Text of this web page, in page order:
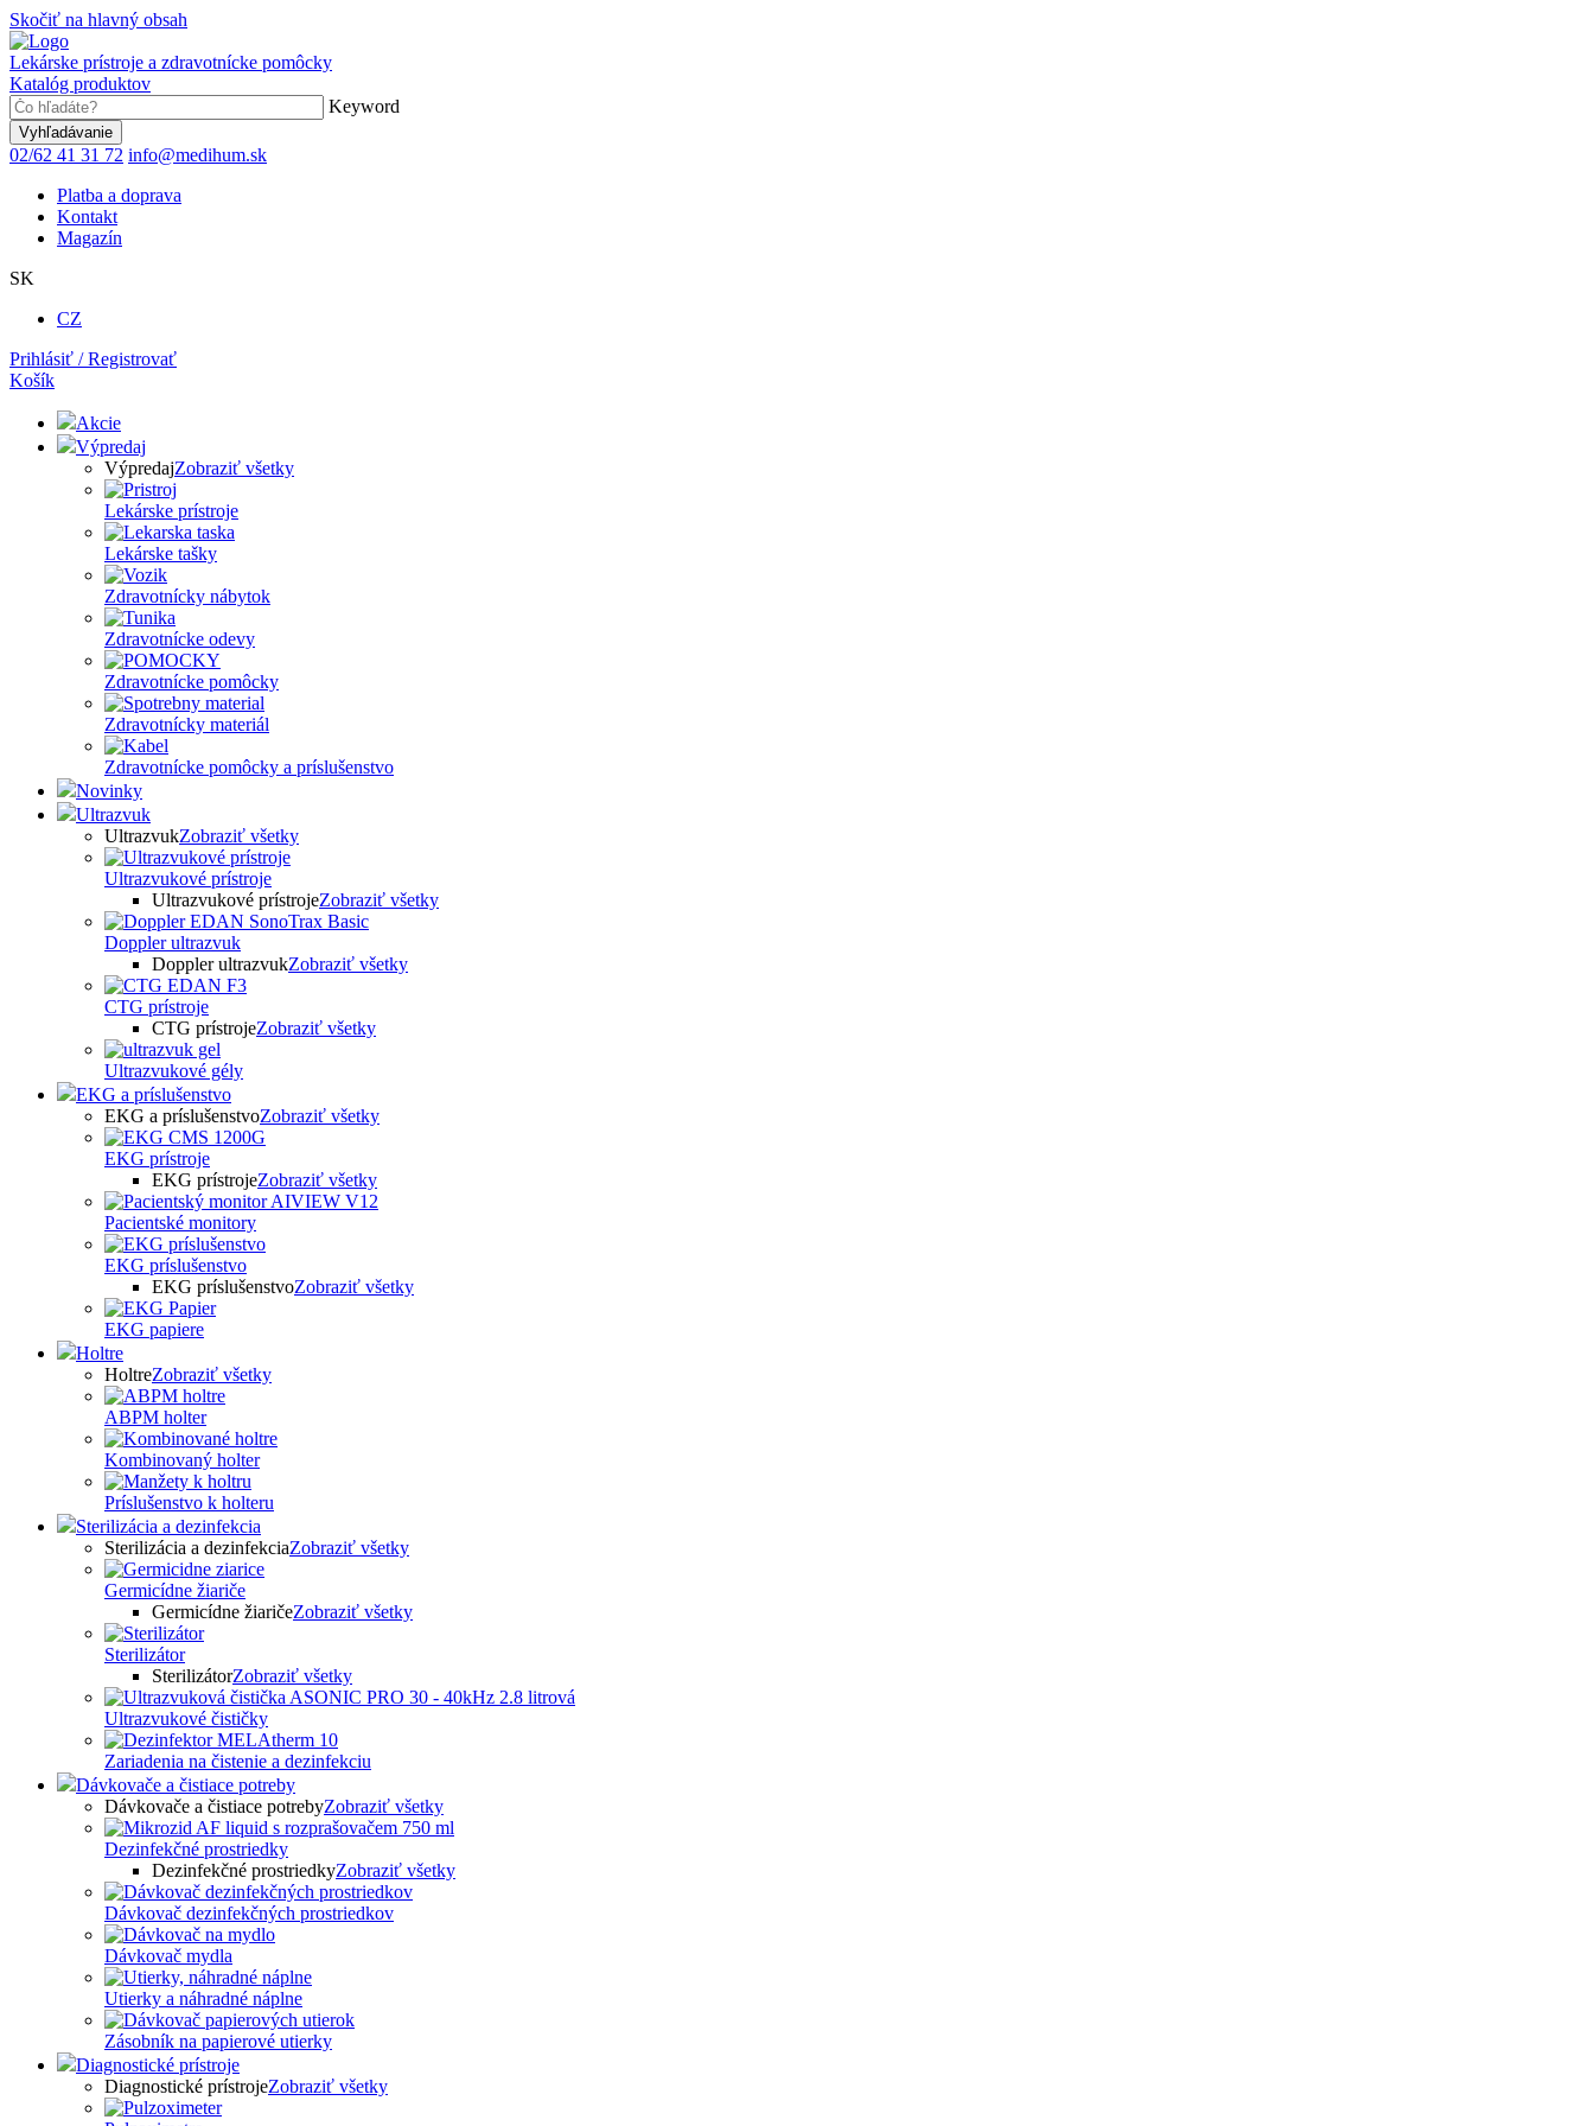
Skočiť na hlavný obsah
Lekárske prístroje a zdravotnícke pomôcky
Katalóg produktov
Keyword
02/62 41 31 72 info@medihum.sk
Platba a doprava
Kontakt
Magazín
SK
CZ
Prihlásiť / Registrovať
Košík
Akcie
Výpredaj
VýpredajZobraziť všetky
Lekárske prístroje
Lekárske tašky
Zdravotnícky nábytok
Zdravotnícke odevy
Zdravotnícke pomôcky
Zdravotnícky materiál
Zdravotnícke pomôcky a príslušenstvo
Novinky
Ultrazvuk
UltrazvukZobraziť všetky
Ultrazvukové prístroje
Ultrazvukové prístrojeZobraziť všetky
Doppler ultrazvuk
Doppler ultrazvukZobraziť všetky
CTG prístroje
CTG prístrojeZobraziť všetky
Ultrazvukové gély
EKG a príslušenstvo
EKG a príslušenstvoZobraziť všetky
EKG prístroje
EKG prístrojeZobraziť všetky
Pacientské monitory
EKG príslušenstvo
EKG príslušenstvoZobraziť všetky
EKG papiere
Holtre
HoltreZobraziť všetky
ABPM holter
Kombinovaný holter
Príslušenstvo k holteru
Sterilizácia a dezinfekcia
Sterilizácia a dezinfekciaZobraziť všetky
Germicídne žiariče
Germicídne žiaričeZobraziť všetky
Sterilizátor
SterilizátorZobraziť všetky
Ultrazvukové čističky
Zariadenia na čistenie a dezinfekciu
Dávkovače a čistiace potreby
Dávkovače a čistiace potrebyZobraziť všetky
Dezinfekčné prostriedky
Dezinfekčné prostriedkyZobraziť všetky
Dávkovač dezinfekčných prostriedkov
Dávkovač mydla
Utierky a náhradné náplne
Zásobník na papierové utierky
Diagnostické prístroje
Diagnostické prístrojeZobraziť všetky